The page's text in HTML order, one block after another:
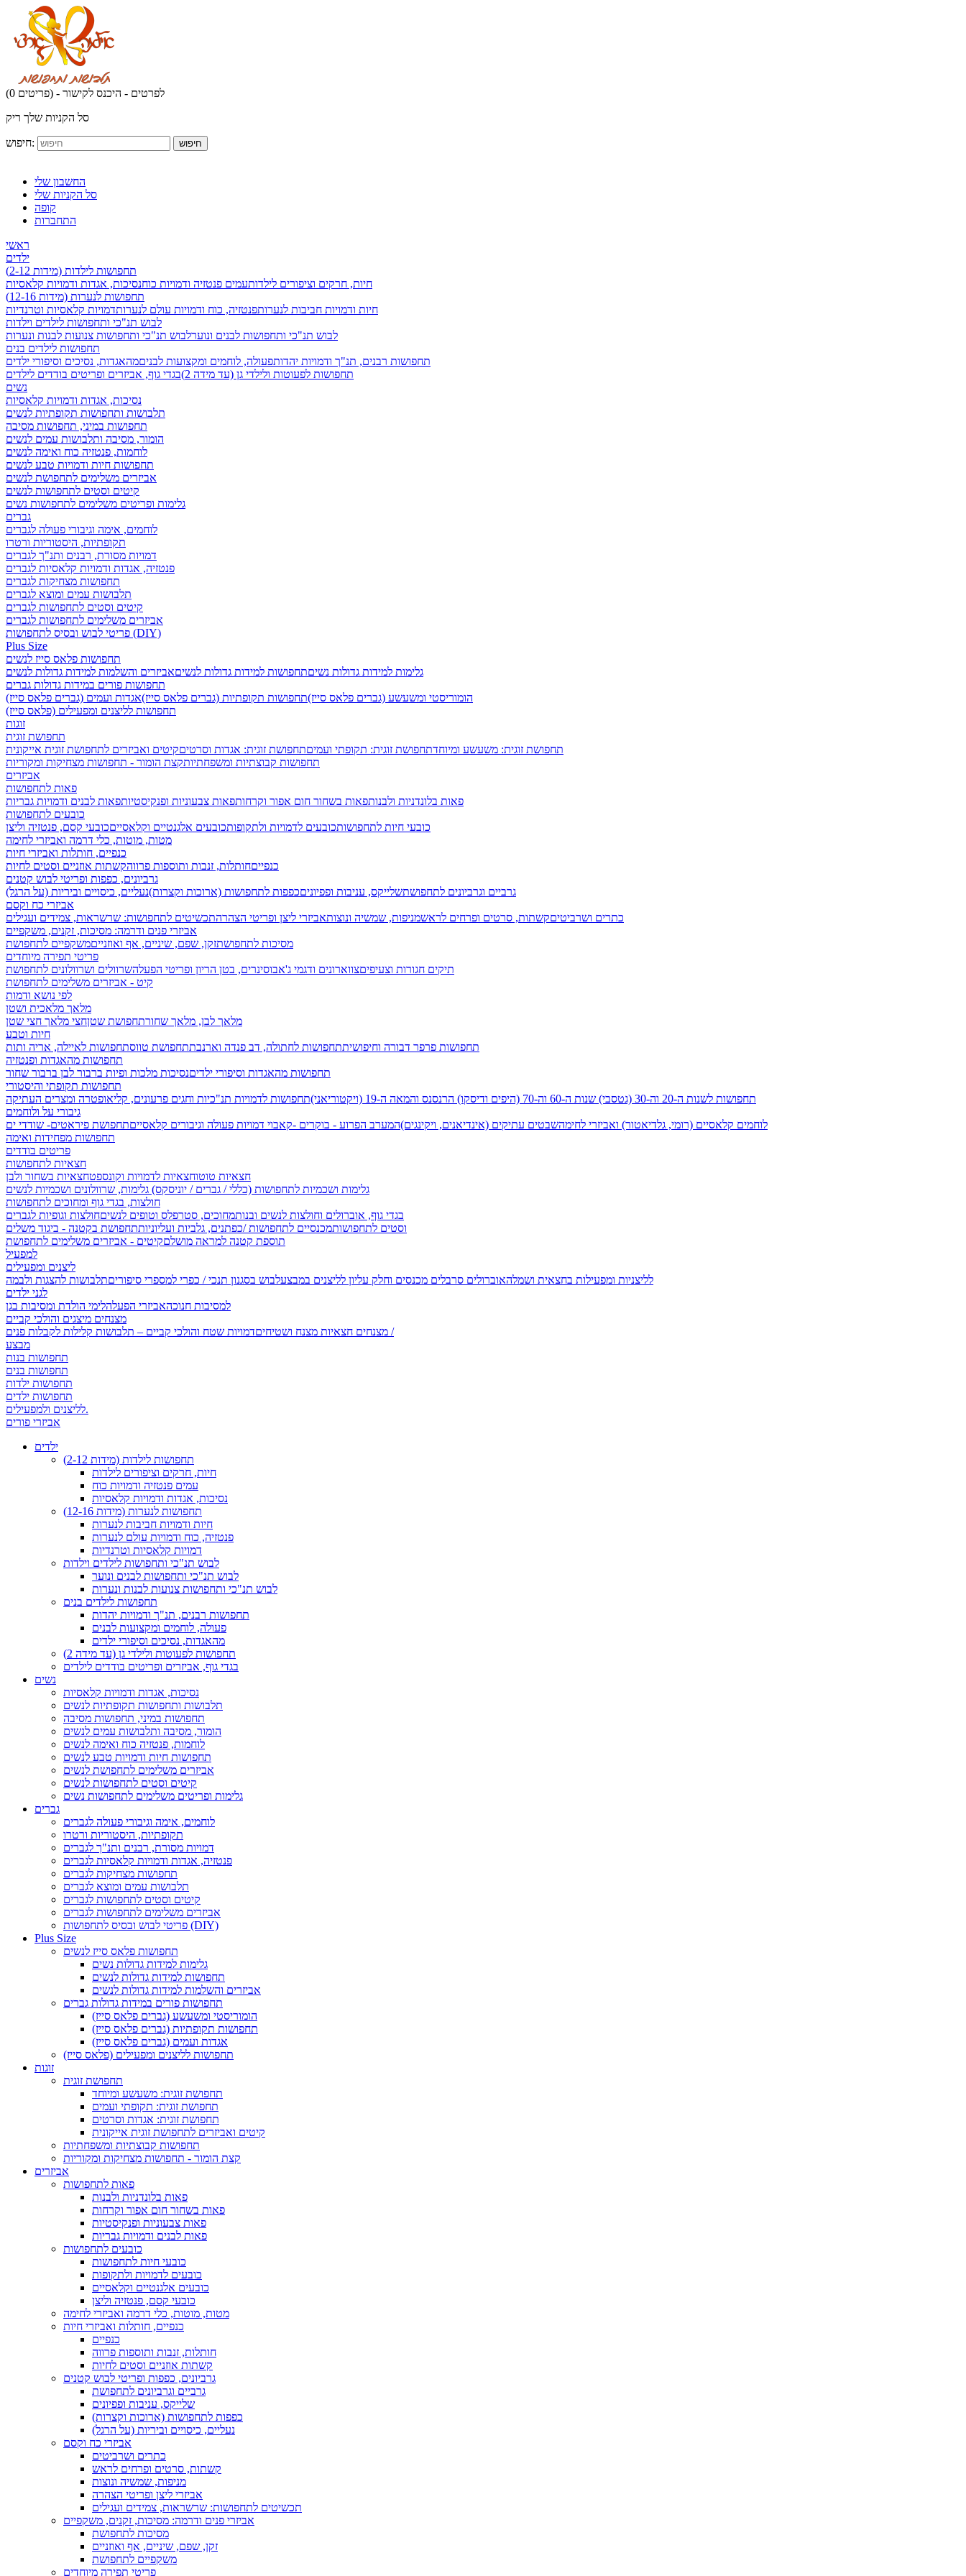
(0 פריטים) - לפרטים - היכנס לקישור
סל הקניות שלך ריק
חיפוש: חיפוש
החשבון שלי
סל הקניות שלי
קופה
התחברות
ראשי
ילדים
תחפושות לילדות (מידות 2-12)
חיות, חרקים וציפורים לילדותעמים פנטזיה ודמויות כוחנסיכות, אגדות ודמויות קלאסיות
תחפושות לנערות (מידות 12-16)
חיות ודמויות חביבות לנערותפנטזיה, כוח ודמויות עולם לנערותדמויות קלאסיות וטרנדיות
לבוש תנ"כי ותחפושות לילדים וילדות
לבוש תנ"כי ותחפושות לבנים ונוערלבוש תנ"כי ותחפושות צנועות לבנות ונערות
תחפושות לילדים בנים
תחפושות רבנים, תנ"ך ודמויות יהדותפעולה, לוחמים ומקצועות לבניםמהאגדות, נסיכים וסיפורי ילדים
תחפושות לפעוטות ולילדי גן (עד מידה 2)
בגדי גוף, אביזרים ופריטים בודדים לילדים
נשים
נסיכות, אגדות ודמויות קלאסיות
תלבושות ותחפושות תקופתיות לנשים
תחפושות במיני, תחפושות מסיבה
הומור, מסיבה ותלבושות עמים לנשים
לוחמות, פנטזיה כוח ואימה לנשים
תחפושות חיות ודמויות טבע לנשים
אביזרים משלימים לתחפושת לנשים
קיטים וסטים לתחפושות לנשים
גלימות ופריטים משלימים לתחפושות נשים
גברים
לוחמים, אימה וגיבורי פעולה לגברים
תקופתיות, היסטוריות ורטרו
דמויות מסורת, רבנים ותנ"ך לגברים
פנטזיה, אגדות ודמויות קלאסיות לגברים
תחפושות מצחיקות לגברים
תלבושות עמים ומוצא לגברים
קיטים וסטים לתחפושות לגברים
אביזרים משלימים לתחפושות לגברים
פריטי לבוש ובסיס לתחפושות (DIY)
Plus Size
תחפושות פלאס סייז לנשים
גלימות למידות גדולות נשיםתחפושות למידות גדולות לנשיםאביזרים והשלמות למידות גדולות לנשים
תחפושות פורים במידות גדולות גברים
הומוריסטי ומשעשע (גברים פלאס סייז)תחפושות תקופתיות (גברים פלאס סייז)אגדות ועמים (גברים פלאס סייז)
תחפושות לליצנים ומפעילים (פלאס סייז)
זוגות
תחפושת זוגית
תחפושת זוגית: משעשע ומיוחדתחפושת זוגית: תקופתי ועמיםתחפושת זוגית: אגדות וסרטיםקיטים ואביזרים לתחפושת זוגית אייקונית
תחפושות קבוצתיות ומשפחתיותקצת הומור - תחפושות מצחיקות ומקוריות
אביזרים
פאות לתחפושות
פאות בלונדניות ולבנותפאות בשחור חום אפור וקרחותפאות צבעוניות ופנקיסטיותפאות לבנים ודמויות גבריות
כובעים לתחפושות
כובעי חיות לתחפושותכובעים לדמויות ולתקופותכובעים אלגנטיים וקלאסייםכובעי קסם, פנטזיה וליצן
מטות, מוטות, כלי דרמה ואביזרי לחימה
כנפיים, חותלות ואביזרי חיות
כנפייםחותלות, זנבות ותוספות פרווהקשתות אוזניים וסטים לחיות
גרביונים, כפפות ופריטי לבוש קטנים
גרביים וגרביונים לתחפושתשלייקס, עניבות ופפיוניםכפפות לתחפושות (ארוכות וקצרות)נעליים, כיסויים וביריות (על הרגל)
אביזרי כח וקסם
כתרים ושרביטיםקשתות, סרטים ופרחים לראשמניפות, שמשיה ונוצותאביזרי ליצן ופריטי הצהרהתכשיטים לתחפושות: שרשראות, צמידים ועגילים
אביזרי פנים ודרמה: מסיכות, זקנים, משקפיים
מסיכות לתחפושתזקן, שפם, שיניים, אף ואוזנייםמשקפיים לתחפושת
פריטי תפירה מיוחדים
תיקים חגורות וצעיפיםצווארונים ודגמי ג'אבוסינרים, בטן הריון ופריטי הפעלהשרוולים ושרוולונים לתחפושת
קיט - אביזרים משלימים לתחפושת
לפי נושא ודמות
מלאך מלאכית ושטן
מלאך לבן, מלאך שחורתחפושת שטןחצי מלאך חצי שטן
חיות וטבע
תחפושות פרפר דבורה וחיפושיתתחפושות לחתולה, דב פנדה וארנבתתחפושת טווסתחפושות לאיילה, אריה ותות
תחפושות מהאגדות ופנטזיה
תחפושות מהאגדות וסיפורי ילדיםנסיכות מלכות ופיות ברבור לבן ברבור שחור
תחפושות תקופתי והיסטורי
תחפושות לשנות ה-20 וה-30 (גטסבי)
שנות ה-60 וה-70 (היפים ודיסקו) הרנסנס והמאה ה-19 (ויקטוריאני) תחפושות לדמויות תנ"כיות וחגים פרעונים, קליאופטרה ומצרים העתיקה
גיבורי על ולוחמים
לוחמים קלאסיים (רומי, גלדיאטור) ואביזרי לחימהשבטים עתיקים (אינדיאנים, ויקינגים)המערב הפרוע - בוקרים -קאבוי דמויות פעולה וגיבורים קלאסייםתחפושת פיראטים- שודדי ים
תחפושות מפחידות ואימה
פריטים בודדים
חצאיות לתחפושות
חצאיות טוטוחצאיות לדמויות וקונספטחצאיות בשחור ולבן
גלימות ושכמיות לתחפושות (כללי / גברים / יוניסקס) גלימות, שרוולונים ושכמיות לנשים
חולצות, בגדי גוף ומחוכים לתחפושות
בגדי גוף, אוברולים וחולצות לנשים ובנותמחוכים, סטרפלס וטופים לנשיםחולצות וגופיות לגברים
וסטים לתחפושותמכנסיים לתחפושות /כפתנים, גלביות ועליוניותתחפושת בקטנה - ביגוד משלים
תוספת קטנה למראה מושלםקיטים - אביזרים משלימים לתחפושת
למפעיל
ליצנים ומפעילים
לליצניות ומפעילות בחצאית ושמלהאוברולים סרבלים מכנסים וחלק עליון לליצנים במבצעלבוש בסגנון תנכי / כפרי למספרי סיפוריםתלבושות להצגות ולבמה
לגני ילדים
למסיבות חנוכהאביזרי הפעלהלימי הולדת ומסיבות בגן
מצנחים מיצגים והולכי קביים
מצנחים חצאיות מצנח ושטיחים דמויות שטח והולכי קביים – תלבושות קלילות לקבלות פנים /
מבצע
תחפושות בנות
תחפושות בנים
תחפושות ילדות
תחפושות ילדים
לליצנים ולמפעילים.
אביזרי פורים
ילדים
תחפושות לילדות (מידות 2-12)
חיות, חרקים וציפורים לילדות
עמים פנטזיה ודמויות כוח
נסיכות, אגדות ודמויות קלאסיות
תחפושות לנערות (מידות 12-16)
חיות ודמויות חביבות לנערות
פנטזיה, כוח ודמויות עולם לנערות
דמויות קלאסיות וטרנדיות
לבוש תנ"כי ותחפושות לילדים וילדות
לבוש תנ"כי ותחפושות לבנים ונוער
לבוש תנ"כי ותחפושות צנועות לבנות ונערות
תחפושות לילדים בנים
תחפושות רבנים, תנ"ך ודמויות יהדות
פעולה, לוחמים ומקצועות לבנים
מהאגדות, נסיכים וסיפורי ילדים
תחפושות לפעוטות ולילדי גן (עד מידה 2)
בגדי גוף, אביזרים ופריטים בודדים לילדים
נשים
נסיכות, אגדות ודמויות קלאסיות
תלבושות ותחפושות תקופתיות לנשים
תחפושות במיני, תחפושות מסיבה
הומור, מסיבה ותלבושות עמים לנשים
לוחמות, פנטזיה כוח ואימה לנשים
תחפושות חיות ודמויות טבע לנשים
אביזרים משלימים לתחפושת לנשים
קיטים וסטים לתחפושות לנשים
גלימות ופריטים משלימים לתחפושות נשים
גברים
לוחמים, אימה וגיבורי פעולה לגברים
תקופתיות, היסטוריות ורטרו
דמויות מסורת, רבנים ותנ"ך לגברים
פנטזיה, אגדות ודמויות קלאסיות לגברים
תחפושות מצחיקות לגברים
תלבושות עמים ומוצא לגברים
קיטים וסטים לתחפושות לגברים
אביזרים משלימים לתחפושות לגברים
פריטי לבוש ובסיס לתחפושות (DIY)
Plus Size
תחפושות פלאס סייז לנשים
גלימות למידות גדולות נשים
תחפושות למידות גדולות לנשים
אביזרים והשלמות למידות גדולות לנשים
תחפושות פורים במידות גדולות גברים
הומוריסטי ומשעשע (גברים פלאס סייז)
תחפושות תקופתיות (גברים פלאס סייז)
אגדות ועמים (גברים פלאס סייז)
תחפושות לליצנים ומפעילים (פלאס סייז)
זוגות
תחפושת זוגית
תחפושת זוגית: משעשע ומיוחד
תחפושת זוגית: תקופתי ועמים
תחפושת זוגית: אגדות וסרטים
קיטים ואביזרים לתחפושת זוגית אייקונית
תחפושות קבוצתיות ומשפחתיות
קצת הומור - תחפושות מצחיקות ומקוריות
אביזרים
פאות לתחפושות
פאות בלונדניות ולבנות
פאות בשחור חום אפור וקרחות
פאות צבעוניות ופנקיסטיות
פאות לבנים ודמויות גבריות
כובעים לתחפושות
כובעי חיות לתחפושות
כובעים לדמויות ולתקופות
כובעים אלגנטיים וקלאסיים
כובעי קסם, פנטזיה וליצן
מטות, מוטות, כלי דרמה ואביזרי לחימה
כנפיים, חותלות ואביזרי חיות
כנפיים
חותלות, זנבות ותוספות פרווה
קשתות אוזניים וסטים לחיות
גרביונים, כפפות ופריטי לבוש קטנים
גרביים וגרביונים לתחפושת
שלייקס, עניבות ופפיונים
כפפות לתחפושות (ארוכות וקצרות)
נעליים, כיסויים וביריות (על הרגל)
אביזרי כח וקסם
כתרים ושרביטים
קשתות, סרטים ופרחים לראש
מניפות, שמשיה ונוצות
אביזרי ליצן ופריטי הצהרה
תכשיטים לתחפושות: שרשראות, צמידים ועגילים
אביזרי פנים ודרמה: מסיכות, זקנים, משקפיים
מסיכות לתחפושת
זקן, שפם, שיניים, אף ואוזניים
משקפיים לתחפושת
פריטי תפירה מיוחדים